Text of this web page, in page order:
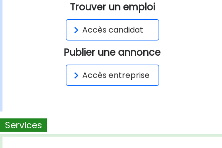
Trouver un emploi
Accès candidat
Publier une annonce
Accès entreprise
Services